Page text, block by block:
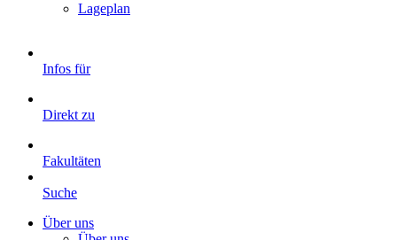
Lageplan
Infos für
Direkt zu
Fakultäten
Suche
Über uns